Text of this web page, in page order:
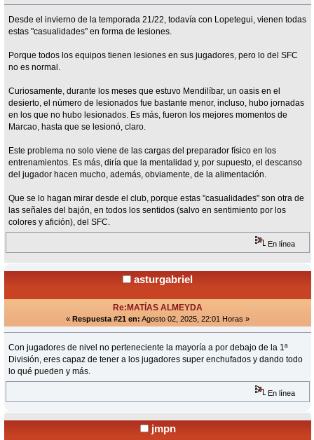
Desde el invierno de la temporada 21/22, todavía con Lopetegui, vienen todas
estas "casualidades" en forma de lesiones.
Porque todos los equipos tienen lesiones en sus jugadores, pero lo del SFC
no es normal.
Curiosamente, durante los meses que estuvo Mendilíbar, un oasis en el
desierto, el número de lesionados fue bastante menor, incluso, hubo jornadas
en los que no hubo lesionados. Es más, fueron los mejores momentos de
Marcao, hasta que se lesionó, claro.
Este problema no solo viene de las cargas del preparador físico en los
entrenamientos. Es más, diría que la mentalidad y, por supuesto, el descanso
del jugador hacen mucho, además, obviamente, de la alimentación.
Que se lo hagan mirar desde el club, porque estas "casualidades" son otra de
las señales del bajón, en todos los sentidos (salvo en sentimiento por los
colores y afición), del SFC.
En línea
asturgabriel
Re:MATÍAS ALMEYDA
« Respuesta #21 en: Agosto 02, 2025, 22:01 Horas »
Con jugadores de nivel no perteneciente la mayoría a por debajo de la 1ª
División, eres capaz de tener a los jugadores super enchufados y dando todo
lo qué pueden y más.
En línea
jmpn